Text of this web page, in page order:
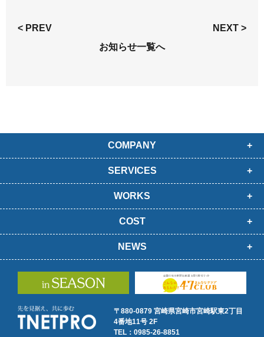
< PREV
NEXT >
お知らせ一覧へ
COMPANY
SERVICES
WORKS
COST
NEWS
〒880-0879 宮崎県宮崎市宮崎駅東2丁目
4番地11号 2F
TEL：0985-26-8851